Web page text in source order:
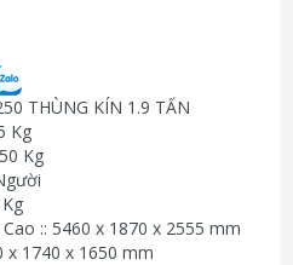
THÙNG KÍN 1.9 TẤN
Kg
Kg
:: 5460 x 1870 x 2555 mm
x 1740 x 1650 mm